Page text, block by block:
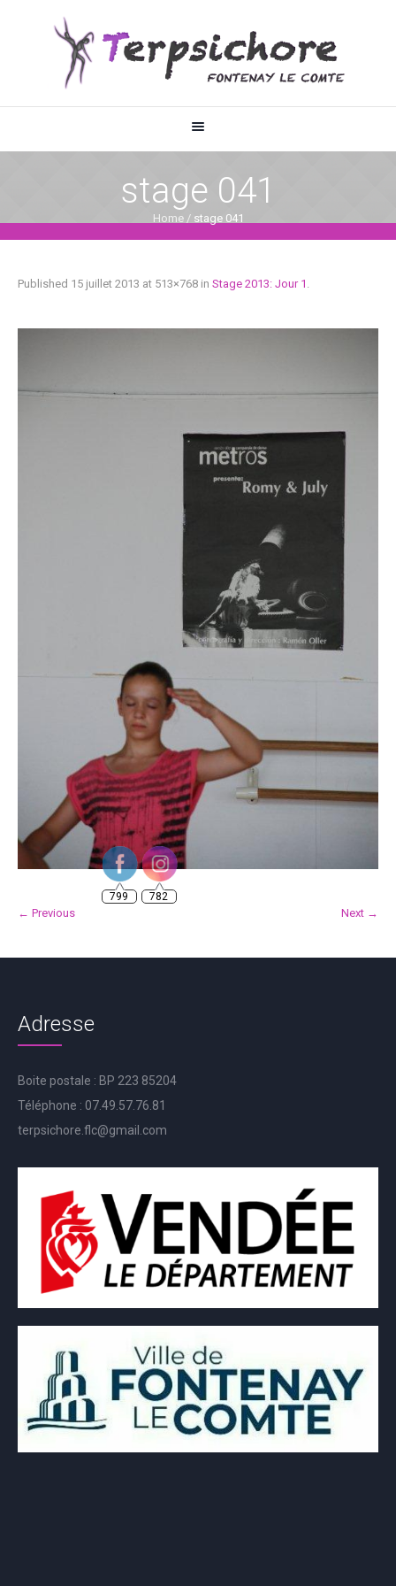
stage 041
Home / stage 041
Published 15 juillet 2013 at 513×768 in Stage 2013: Jour 1 .
← Previous Next →
Adresse
Boite postale : BP 223 85204
Téléphone : 07.49.57.76.81
terpsichore.flc@gmail.com
799 782